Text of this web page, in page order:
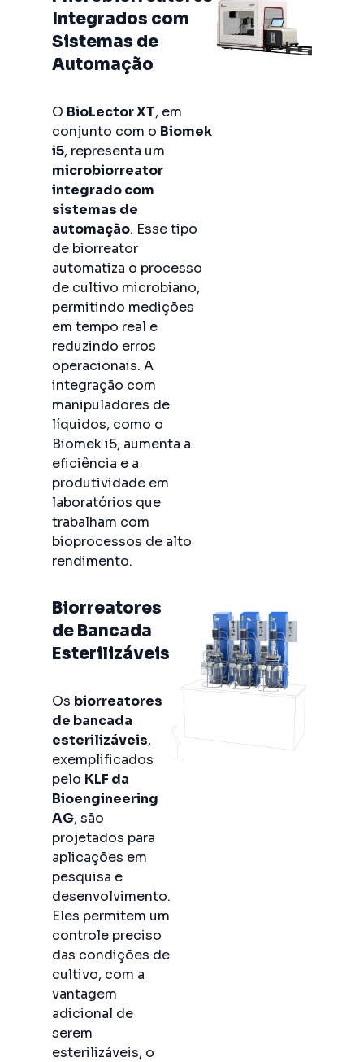
Integrados com
Sistemas de
Automação
O BioLector XT, em
conjunto com o Biomek
i5, representa um
microbiorreator
integrado com
sistemas de
automação. Esse tipo
de biorreator
automatiza o processo
de cultivo microbiano,
permitindo medições
em tempo real e
reduzindo erros
operacionais. A
integração com
manipuladores de
líquidos, como o
Biomek i5, aumenta a
eficiência e a
produtividade em
laboratórios que
trabalham com
bioprocessos de alto
rendimento.
Biorreatores
de Bancada
Esterilizáveis
Os biorreatores
de bancada
esterilizáveis,
exemplificados
pelo KLF da
Bioengineering
AG, são
projetados para
aplicações em
pesquisa e
desenvolvimento.
Eles permitem um
controle preciso
das condições de
cultivo, com a
vantagem
adicional de
serem
esterilizáveis, o